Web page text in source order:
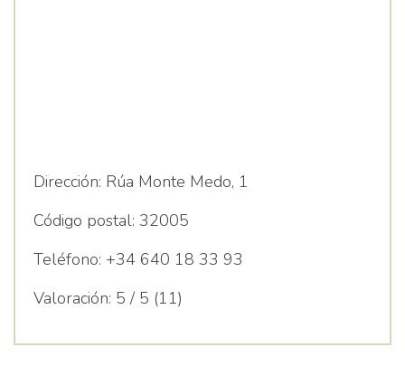
Dirección: Rúa Monte Medo, 1
Código postal: 32005
Teléfono: +34 640 18 33 93
Valoración: 5 / 5 (11)